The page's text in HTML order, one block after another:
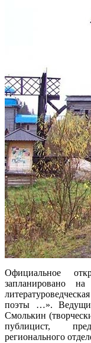
Официальное
запланировано
поэты …».
Смолькин
публицист,
регионального